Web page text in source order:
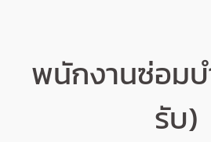
พนักงานซ่อม
รับ)